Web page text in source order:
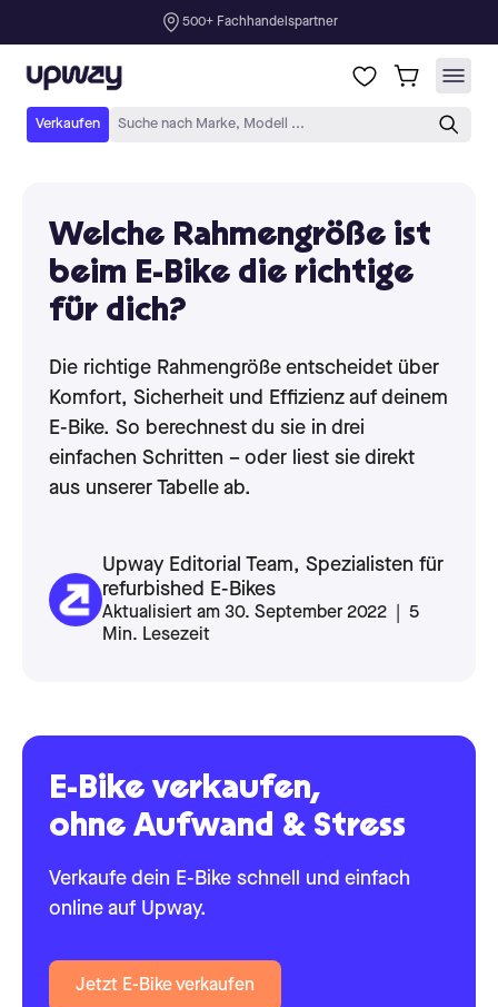
Welche Rahmengröße ist
beim E-Bike die richtige
für dich?
Die richtige Rahmengröße entscheidet über
Komfort, Sicherheit und Effizienz auf deinem
E-Bike. So berechnest du sie in drei
einfachen Schritten – oder liest sie direkt
aus unserer Tabelle ab.
Upway Editorial Team, Spezialisten für
refurbished E-Bikes
Aktualisiert am 30. September 2022 | 5
Min. Lesezeit
E-Bike verkaufen,
ohne Aufwand & Stress
Verkaufe dein E-Bike schnell und einfach
online auf Upway.
Jetzt E-Bike verkaufen